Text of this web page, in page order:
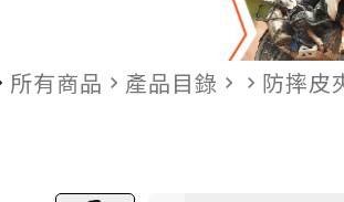
所有商品 navigate_next 產品目錄 navigate_next navigate_next 防摔皮